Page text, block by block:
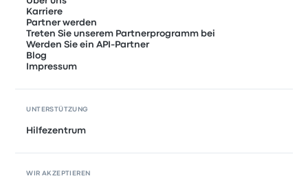
Karriere
Partner werden
Treten Sie unserem Partnerprogramm bei
Werden Sie ein API-Partner
Blog
Impressum
UNTERSTÜTZUNG
Hilfezentrum
WIR AKZEPTIEREN